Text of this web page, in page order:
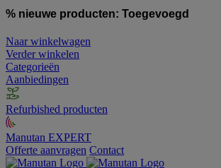
% nieuwe producten: Toegevoegd
Naar winkelwagen
Verder winkelen
Categorieën
Aanbiedingen
Refurbished producten
Manutan EXPERT
Offerte aanvragen Contact